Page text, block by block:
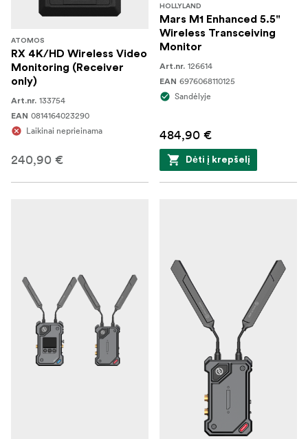
ATOMOS
RX 4K/HD Wireless Video
Monitoring (Receiver
only)
Art.nr. 133754
EAN 0814164023290
Laikinai neprieinama
240,90 €
HOLLYLAND
Mars M1 Enhanced 5.5"
Wireless Transceiving
Monitor
Art.nr. 126614
EAN 6976068110125
Sandėlyje
484,90 €
Dėti į krepšelį